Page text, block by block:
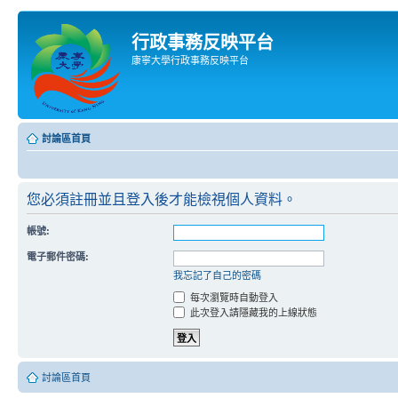
行政事務反映平台
康寧大學行政事務反映平台
討論區首頁
您必須註冊並且登入後才能檢視個人資料。
帳號:
電子郵件密碼:
我忘記了自己的密碼
每次瀏覽時自動登入
此次登入請隱藏我的上線狀態
討論區首頁